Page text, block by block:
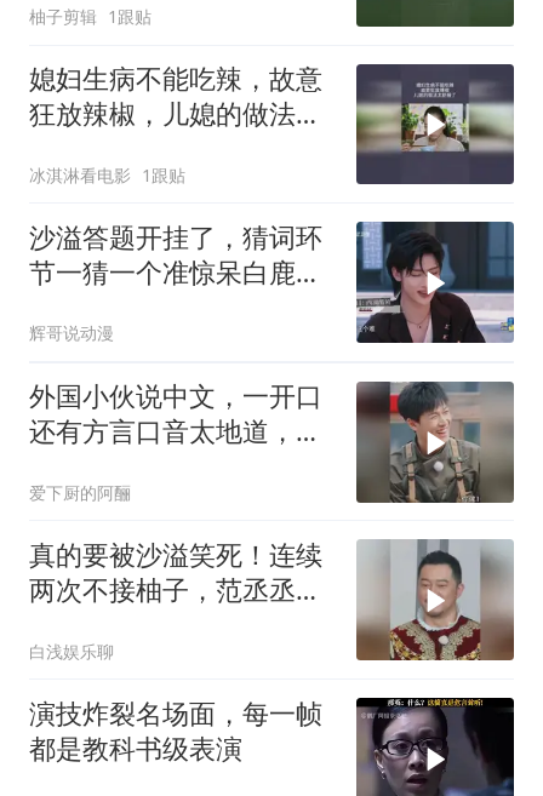
柚子剪辑 1跟贴
媳妇生病不能吃辣，故意
狂放辣椒，儿媳的做法太
冰淇淋看电影 1跟贴
沙溢答题开挂了，猜词环
节一猜一个准惊呆白鹿，
辉哥说动漫
外国小伙说中文，一开口
还有方言口音太地道，沙
爱下厨的阿酾
真的要被沙溢笑死！连续
两次不接柚子，范丞丞大
白浅娱乐聊
演技炸裂名场面，每一帧
都是教科书级表演